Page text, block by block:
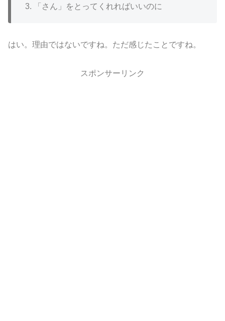
「さん」をとってくれればいいのに
はい。理由ではないですね。ただ感じたことですね。
スポンサーリンク